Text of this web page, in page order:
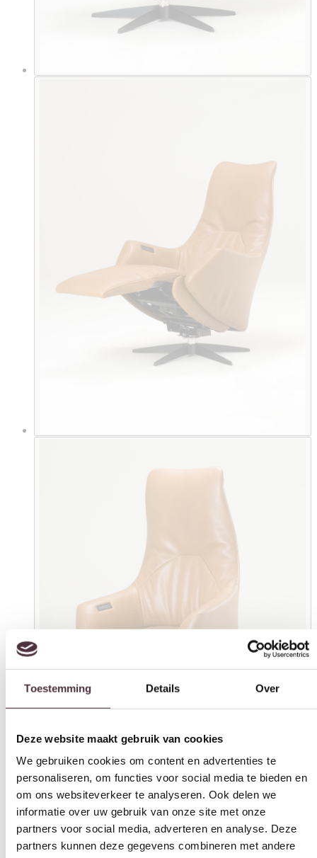
Toestemming Details Over
Deze website maakt gebruik van cookies
We gebruiken cookies om content en advertenties te
personaliseren, om functies voor social media te bieden en
om ons websiteverkeer te analyseren. Ook delen we
informatie over uw gebruik van onze site met onze
partners voor social media, adverteren en analyse. Deze
partners kunnen deze gegevens combineren met andere